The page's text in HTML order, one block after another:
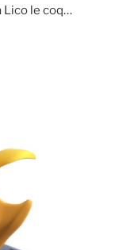
Lico le coq…